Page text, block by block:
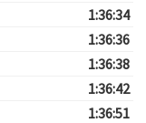
1:36:34
1:36:36
1:36:38
1:36:42
1:36:51